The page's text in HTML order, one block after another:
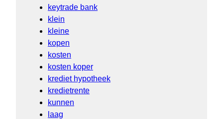
keytrade bank
klein
kleine
kopen
kosten
kosten koper
krediet hypotheek
kredietrente
kunnen
laag